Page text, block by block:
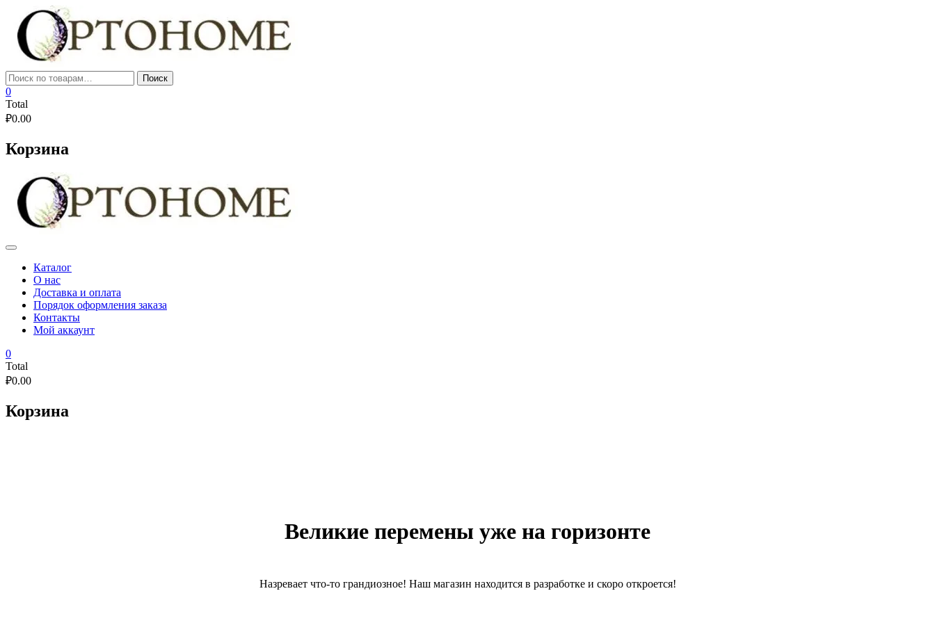
content
Искать: Поиск
0
Total
₽0.00
Корзина
Каталог
О нас
Доставка и оплата
Порядок оформления заказа
Контакты
Мой аккаунт
0
Total
₽0.00
Корзина
Великие перемены уже на горизонте
Назревает что-то грандиозное! Наш магазин находится в разработке и скоро откроется!